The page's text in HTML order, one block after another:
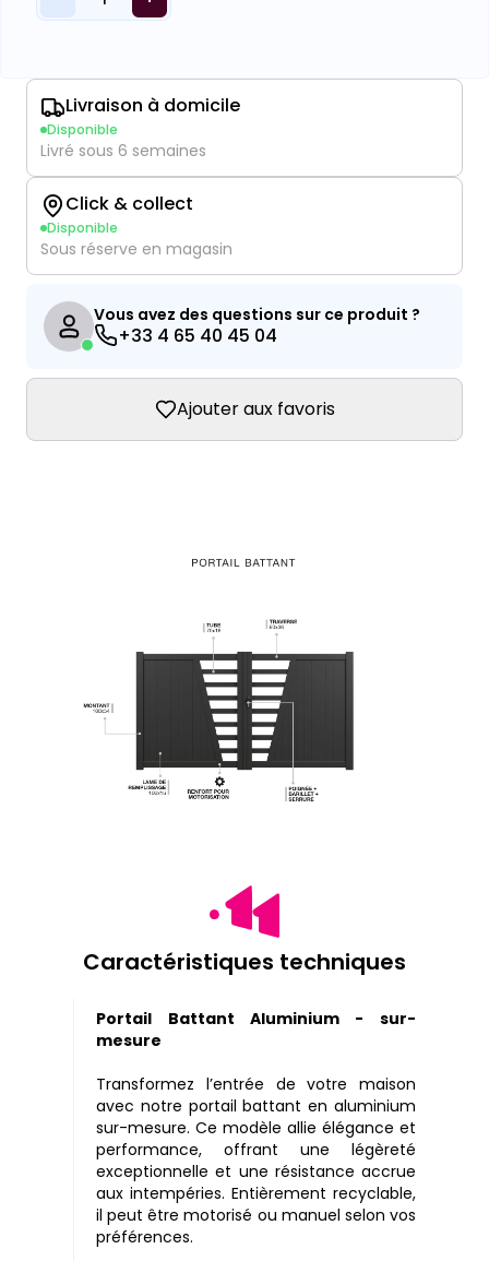
Livraison à domicile
Disponible
Livré sous 6 semaines
Click & collect
Disponible
Sous réserve en magasin
Vous avez des questions sur ce produit ?
+33 4 65 40 45 04
Ajouter aux favoris
Caractéristiques techniques
Portail Battant Aluminium - sur-
mesure
Transformez l’entrée de votre maison
avec notre portail battant en aluminium
sur-mesure. Ce modèle allie élégance et
performance, offrant une légèreté
exceptionnelle et une résistance accrue
aux intempéries. Entièrement recyclable,
il peut être motorisé ou manuel selon vos
préférences.